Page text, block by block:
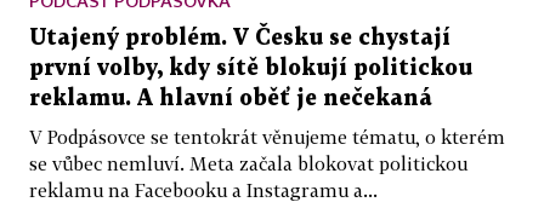
Utajený problém. V Česku se chystají
první volby, kdy sítě blokují politickou
reklamu. A hlavní oběť je nečekaná
V Podpásovce se tentokrát věnujeme tématu, o kterém
se vůbec nemluví. Meta začala blokovat politickou
reklamu na Facebooku a Instagramu a...